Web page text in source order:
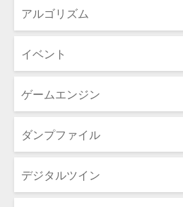
アルゴリズム
イベント
ゲームエンジン
ダンプファイル
デジタルツイン